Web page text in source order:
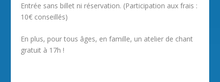
Entrée sans billet ni réservation. (Participation aux frais :
10€ conseillés)
En plus, pour tous âges, en famille, un atelier de chant
gratuit à 17h !